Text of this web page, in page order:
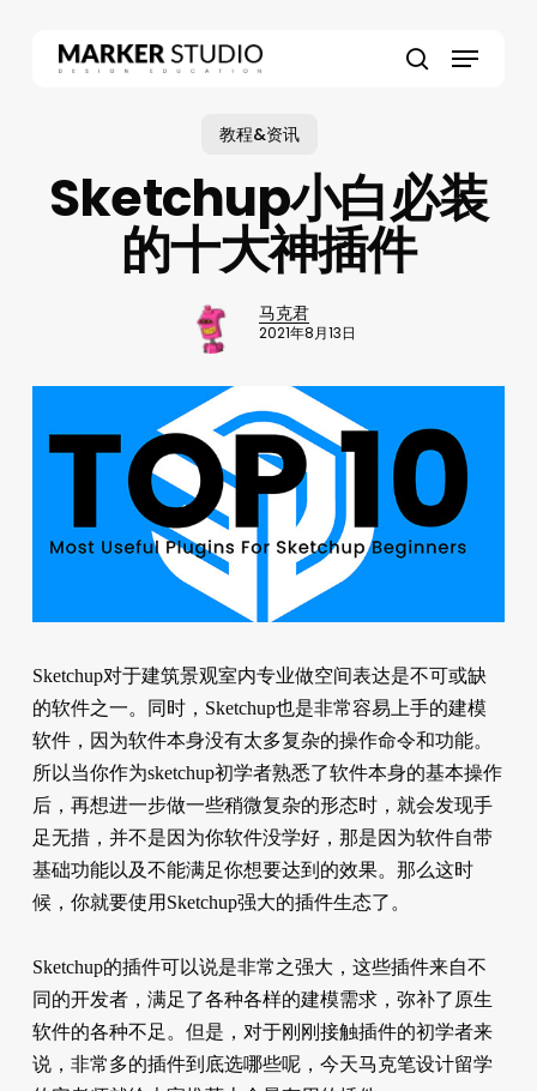
Menu
教程&资讯
Sketchup小白必装
的十大神插件
马克君
2021年8月13日
Sketchup对于建筑景观室内专业做空间表达是不可或缺
的软件之一。同时，Sketchup也是非常容易上手的建模
软件，因为软件本身没有太多复杂的操作命令和功能。
所以当你作为sketchup初学者熟悉了软件本身的基本操作
后，再想进一步做一些稍微复杂的形态时，就会发现手
足无措，并不是因为你软件没学好，那是因为软件自带
基础功能以及不能满足你想要达到的效果。那么这时
候，你就要使用Sketchup强大的插件生态了。
Sketchup的插件可以说是非常之强大，这些插件来自不
同的开发者，满足了各种各样的建模需求，弥补了原生
软件的各种不足。但是，对于刚刚接触插件的初学者来
说，非常多的插件到底选哪些呢，今天马克笔设计留学